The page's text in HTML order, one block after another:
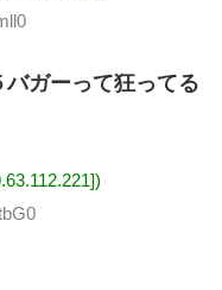
ガーって狂ってる